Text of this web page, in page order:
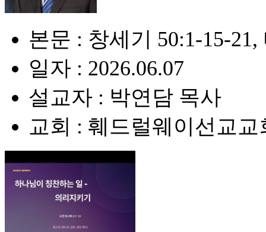
본문 : 창세기 50:1-15-21,
일자 : 2026.06.07
설교자 : 박연담 목사
교회 : 훼드럴웨이선교교